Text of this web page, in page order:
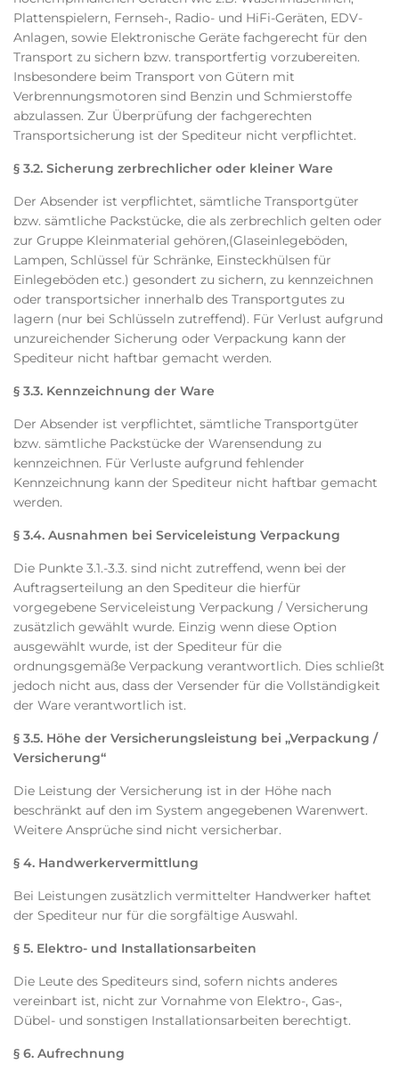
Plattenspielern, Fernseh-, Radio- und HiFi-Geräten, EDV-
Anlagen, sowie Elektronische Geräte fachgerecht für den
Transport zu sichern bzw. transportfertig vorzubereiten.
Insbesondere beim Transport von Gütern mit
Verbrennungsmotoren sind Benzin und Schmierstoffe
abzulassen. Zur Überprüfung der fachgerechten
Transportsicherung ist der Spediteur nicht verpflichtet.
§ 3.2. Sicherung zerbrechlicher oder kleiner Ware
Der Absender ist verpflichtet, sämtliche Transportgüter
bzw. sämtliche Packstücke, die als zerbrechlich gelten oder
zur Gruppe Kleinmaterial gehören,(Glaseinlegeböden,
Lampen, Schlüssel für Schränke, Einsteckhülsen für
Einlegeböden etc.) gesondert zu sichern, zu kennzeichnen
oder transportsicher innerhalb des Transportgutes zu
lagern (nur bei Schlüsseln zutreffend). Für Verlust aufgrund
unzureichender Sicherung oder Verpackung kann der
Spediteur nicht haftbar gemacht werden.
§ 3.3. Kennzeichnung der Ware
Der Absender ist verpflichtet, sämtliche Transportgüter
bzw. sämtliche Packstücke der Warensendung zu
kennzeichnen. Für Verluste aufgrund fehlender
Kennzeichnung kann der Spediteur nicht haftbar gemacht
werden.
§ 3.4. Ausnahmen bei Serviceleistung Verpackung
Die Punkte 3.1.-3.3. sind nicht zutreffend, wenn bei der
Auftragserteilung an den Spediteur die hierfür
vorgegebene Serviceleistung Verpackung / Versicherung
zusätzlich gewählt wurde. Einzig wenn diese Option
ausgewählt wurde, ist der Spediteur für die
ordnungsgemäße Verpackung verantwortlich. Dies schließt
jedoch nicht aus, dass der Versender für die Vollständigkeit
der Ware verantwortlich ist.
§ 3.5. Höhe der Versicherungsleistung bei „Verpackung /
Versicherung“
Die Leistung der Versicherung ist in der Höhe nach
beschränkt auf den im System angegebenen Warenwert.
Weitere Ansprüche sind nicht versicherbar.
§ 4. Handwerkervermittlung
Bei Leistungen zusätzlich vermittelter Handwerker haftet
der Spediteur nur für die sorgfältige Auswahl.
§ 5. Elektro- und Installationsarbeiten
Die Leute des Spediteurs sind, sofern nichts anderes
vereinbart ist, nicht zur Vornahme von Elektro-, Gas-,
Dübel- und sonstigen Installationsarbeiten berechtigt.
§ 6. Aufrechnung